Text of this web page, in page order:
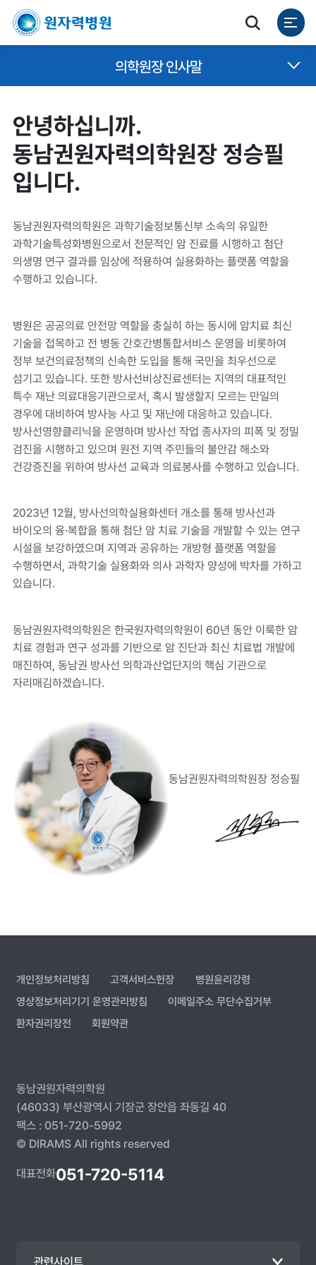
의학원장 인사말
안녕하십니까.
동남권원자력의학원장 정승필
입니다.
동남권원자력의학원은 과학기술정보통신부 소속의 유일한
과학기술특성화병원으로서 전문적인 암 진료를 시행하고 첨단
의생명 연구 결과를 임상에 적용하여 실용화하는 플랫폼 역할을
수행하고 있습니다.
병원은 공공의료 안전망 역할을 충실히 하는 동시에 암치료 최신
기술을 접목하고 전 병동 간호간병통합서비스 운영을 비롯하여
정부 보건의료정책의 신속한 도입을 통해 국민을 최우선으로
섬기고 있습니다. 또한 방사선비상진료센터는 지역의 대표적인
특수 재난 의료대응기관으로서, 혹시 발생할지 모르는 만일의
경우에 대비하여 방사능 사고 및 재난에 대응하고 있습니다.
방사선영향클리닉을 운영하며 방사선 작업 종사자의 피폭 및 정밀
검진을 시행하고 있으며 원전 지역 주민들의 불안감 해소와
건강증진을 위하여 방사선 교육과 의료봉사를 수행하고 있습니다.
2023년 12월, 방사선의학실용화센터 개소를 통해 방사선과
바이오의 융·복합을 통해 첨단 암 치료 기술을 개발할 수 있는 연구
시설을 보강하였으며 지역과 공유하는 개방형 플랫폼 역할을
수행하면서, 과학기술 실용화와 의사 과학자 양성에 박차를 가하고
있습니다.
동남권원자력의학원은 한국원자력의학원이 60년 동안 이룩한 암
치료 경험과 연구 성과를 기반으로 암 진단과 최신 치료법 개발에
매진하여, 동남권 방사선 의학과산업단지의 핵심 기관으로
자리매김하겠습니다.
동남권원자력의학원장 정승필
개인정보처리방침 고객서비스헌장
병원윤리강령
영상정보처리기기 운영관리방침
이메일주소 무단수집거부
환자권리장전
회원약관
동남권원자력의학원
(46033) 부산광역시 기장군 장안읍 좌동길 40
팩스 : 051-720-5992
© DIRAMS All rights reserved
대표전화051-720-5114
관련사이트